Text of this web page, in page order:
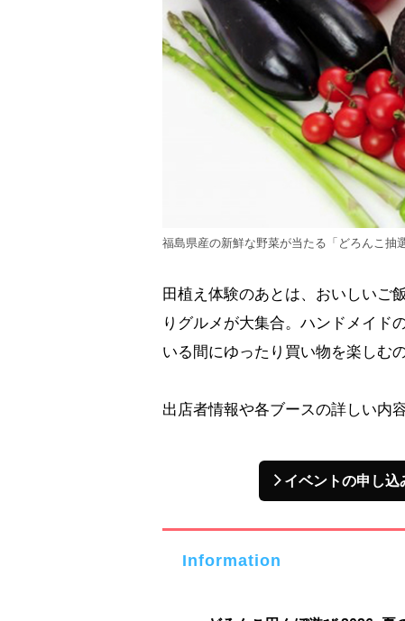
福島県産の新鮮な野菜が当たる「どろんこ抽
田植え体験のあとは、おいしいご
りグルメが大集合。ハンドメイド
いる間にゆったり買い物を楽しむ
出店者情報や各ブースの詳しい内
イベントの申し込
Information